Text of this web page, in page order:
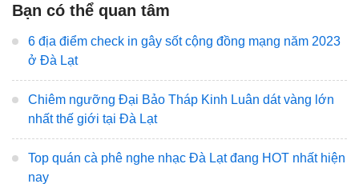
Bạn có thể quan tâm
6 địa điểm check in gây sốt cộng đồng mạng năm 2023
ở Đà Lạt
Chiêm ngưỡng Đại Bảo Tháp Kinh Luân dát vàng lớn
nhất thế giới tại Đà Lạt
Top quán cà phê nghe nhạc Đà Lạt đang HOT nhất hiện
nay